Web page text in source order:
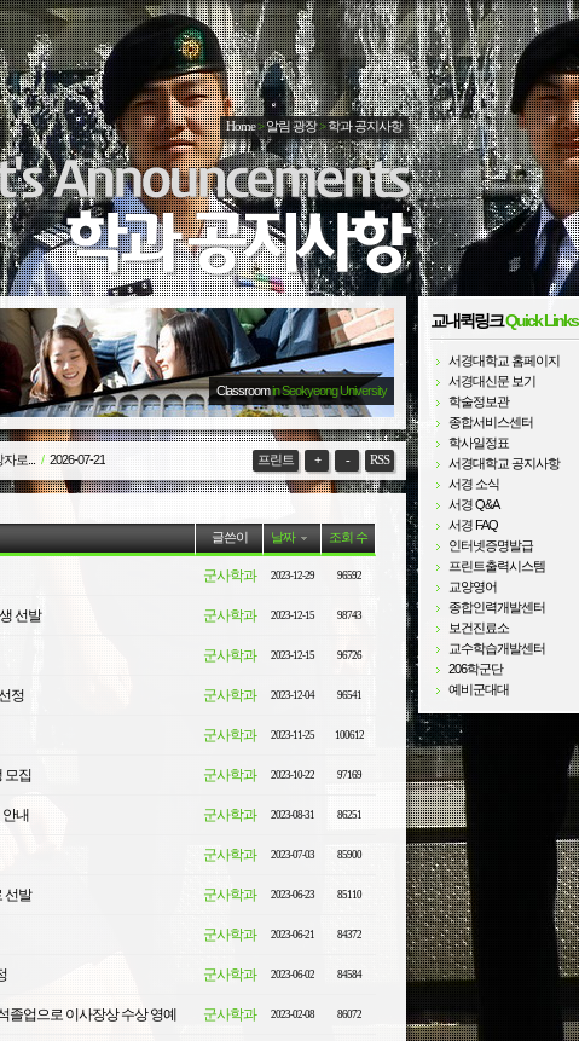
Home>알림 광장>학과 공지사항
Classroomin Seokyeong University
로... / 2026-07-21 RSS
-
+
프린트
글쓴이 날짜 조회 수
군사학과 2023-12-29 96592
선발 군사학과 2023-12-15 98743
군사학과 2023-12-15 96726
정 군사학과 2023-12-04 96541
군사학과 2023-11-25 100612
모집 군사학과 2023-10-22 97169
내 군사학과 2023-08-31 86251
군사학과 2023-07-03 85900
선발 군사학과 2023-06-23 85110
군사학과 2023-06-21 84372
군사학과 2023-06-02 84584
졸업으로 이사장상 수상 영예 군사학과 2023-02-08 86072
교내퀵링크Quick Links
서경대학교 홈페이지
서경대신문 보기
학술정보관
종합서비스센터
학사일정표
서경대학교 공지사항
서경 소식
서경 Q&A
서경 FAQ
인터넷증명발급
프린트출력시스템
교양영어
종합인력개발센터
보건진료소
교수학습개발센터
206학군단
예비군대대